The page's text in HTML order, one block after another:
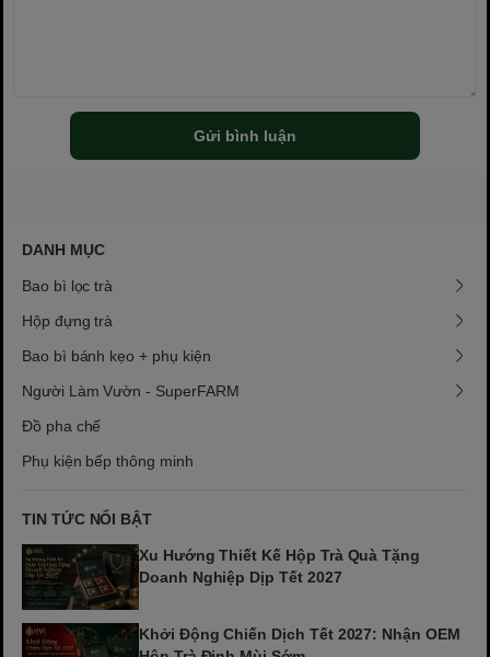
Gửi bình luận
DANH MỤC
Bao bì lọc trà
Hộp đựng trà
Bao bì bánh kẹo + phụ kiện
Người Làm Vườn - SuperFARM
Đồ pha chế
Phụ kiện bếp thông minh
TIN TỨC NỔI BẬT
Xu Hướng Thiết Kế Hộp Trà Quà Tặng
Doanh Nghiệp Dịp Tết 2027
Khởi Động Chiến Dịch Tết 2027: Nhận OEM